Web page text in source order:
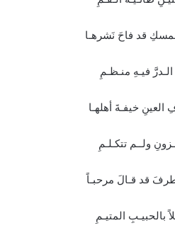
قد فاحَ نَشرهـا
فيـهِ منـظـمِ
خيفـةَ أهلهـا
ولــم تتكـلـمِ
قد قـالَ مرحبـاً
بالحبيـبِ المتيـمِ